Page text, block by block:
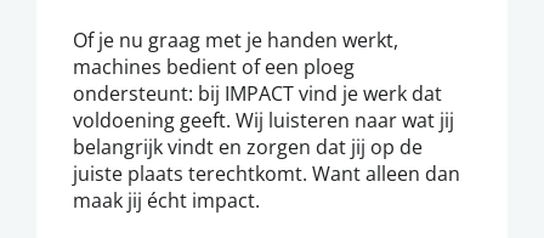
Of je nu graag met je handen werkt,
machines bedient of een ploeg
ondersteunt: bij IMPACT vind je werk dat
voldoening geeft. Wij luisteren naar wat jij
belangrijk vindt en zorgen dat jij op de
juiste plaats terechtkomt. Want alleen dan
maak jij écht impact.